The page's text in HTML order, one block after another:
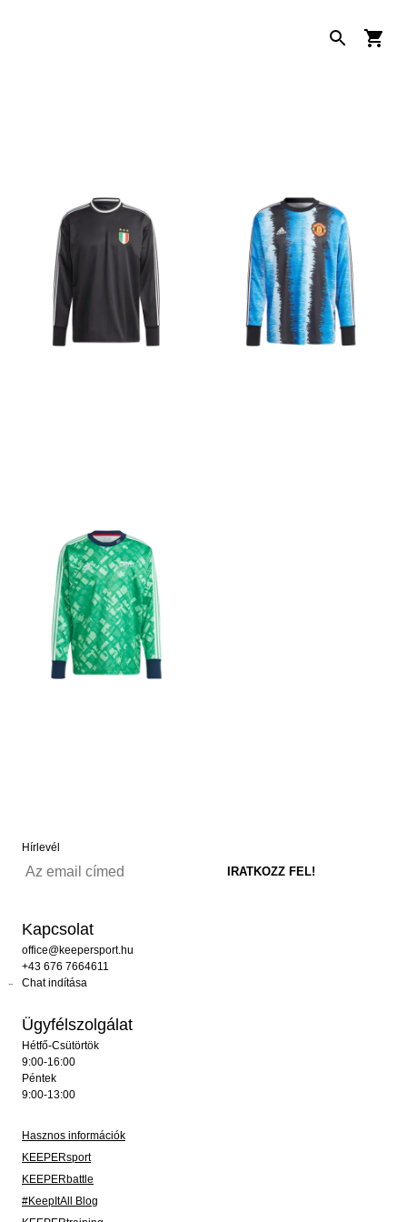
Hírlevél
Kapcsolat
office@keepersport.hu
+43 676 7664611
Chat indítása
Ügyfélszolgálat
Hétfő-Csütörtök
9:00-16:00
Péntek
9:00-13:00
Hasznos információk
KEEPERsport
KEEPERbattle
#KeepItAll Blog